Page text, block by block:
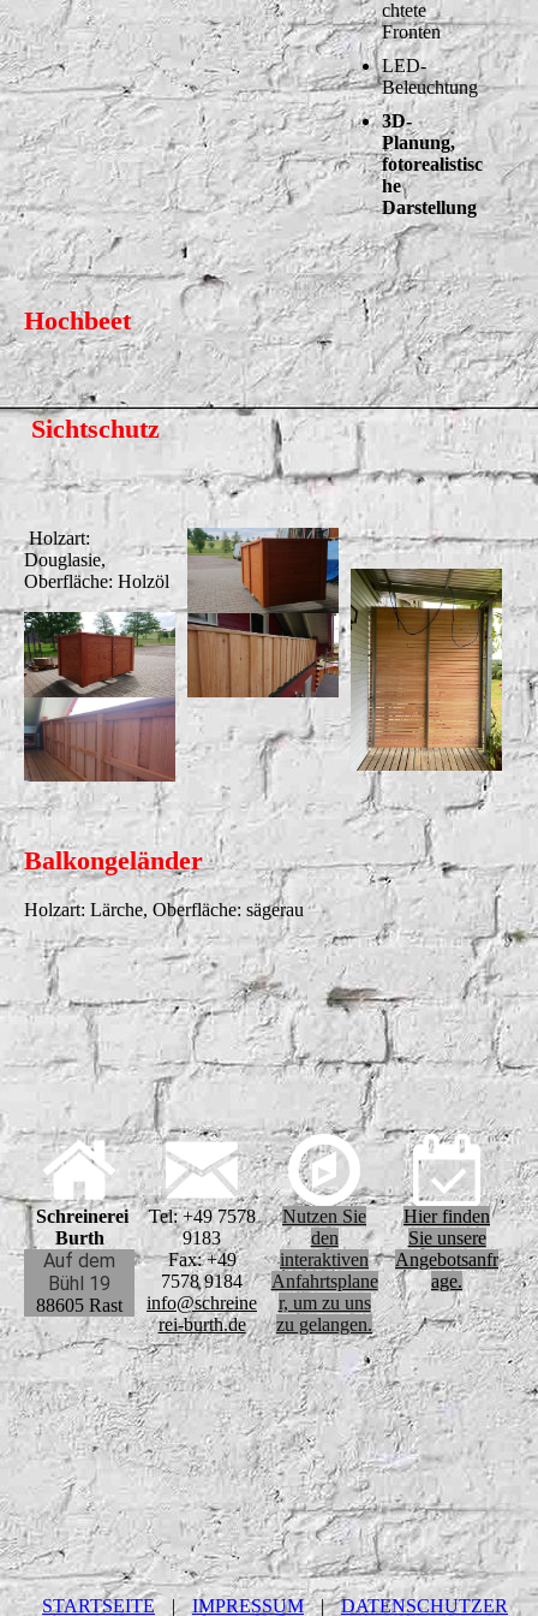
chtete
Fronten
LED-
Beleuchtung
3D-
Planung,
fotorealistisc
he
Darstellung
Hochbeet
Sichtschutz
Holzart:
Douglasie,
Oberfläche: Holzöl
Balkongeländer
Holzart: Lärche, Oberfläche: sägerau
Schreinerei
Burth
Auf dem
Bühl 19
88605 Rast
Tel: +49 7578
9183
Fax: +49
7578 9184
info@schreine
rei-burth.de
Nutzen Sie
den
interaktiven
Anfahrtsplane
r, um zu uns
zu gelangen.
Hier finden
Sie unsere
Angebotsanfr
age.
STARTSEITE | IMPRESSUM | DATENSCHUTZER